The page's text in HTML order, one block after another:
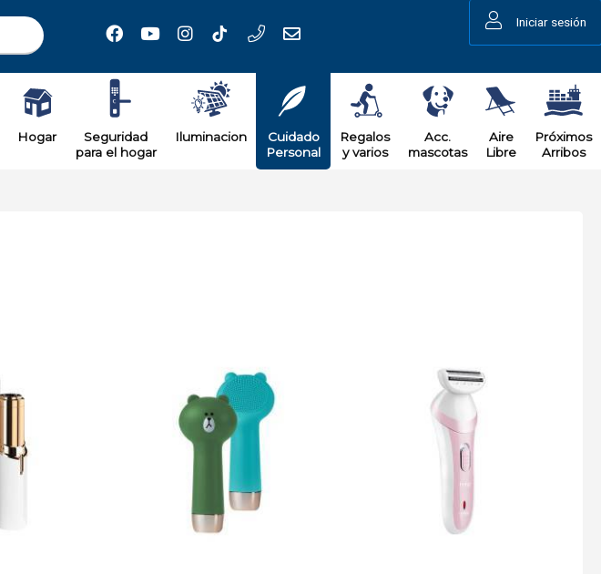
Iniciar sesión
Hogar
Seguridad
para el hogar
Iluminacion
Cuidado
Personal
Regalos
y varios
Acc.
mascotas
Aire
Libre
Próximos
Arribos